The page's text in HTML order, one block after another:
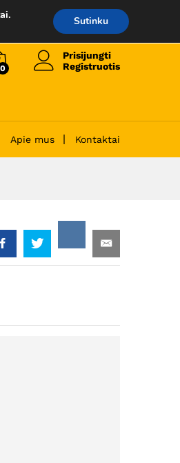
0
Prisijungti
Registruotis
Apie mus Kontaktai
Sutinku
€ Į krepšelį